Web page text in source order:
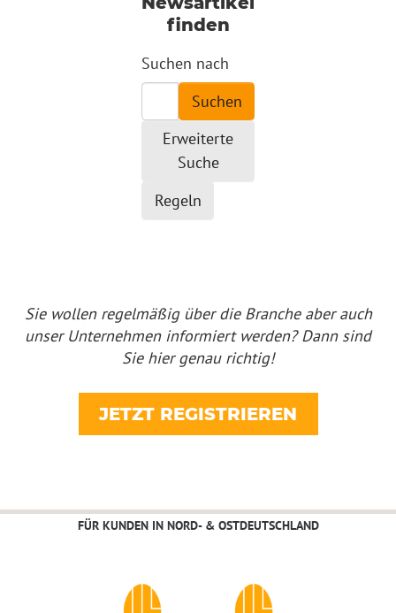
finden
Suchformular
Suchen nach
Erweiterte
Suche
Regeln
Sie wollen regelmäßig über die Branche aber auch
unser Unternehmen informiert werden? Dann sind
Sie hier genau richtig!
JETZT REGISTRIEREN
FÜR KUNDEN IN NORD- & OSTDEUTSCHLAND